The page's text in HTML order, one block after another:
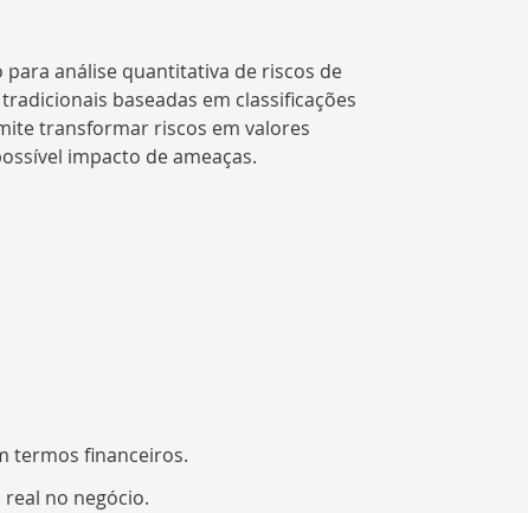
análise quantitativa de riscos de
baseadas em classificações
transformar riscos em valores
impacto de ameaças.
termos financeiros.
no negócio.